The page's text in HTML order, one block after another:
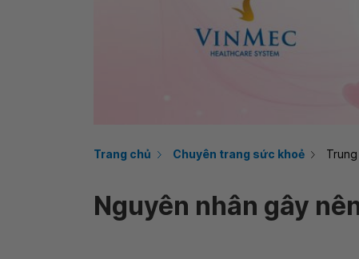
Trang chủ Chuyên trang sức khoẻ
Nguyên nhân gây